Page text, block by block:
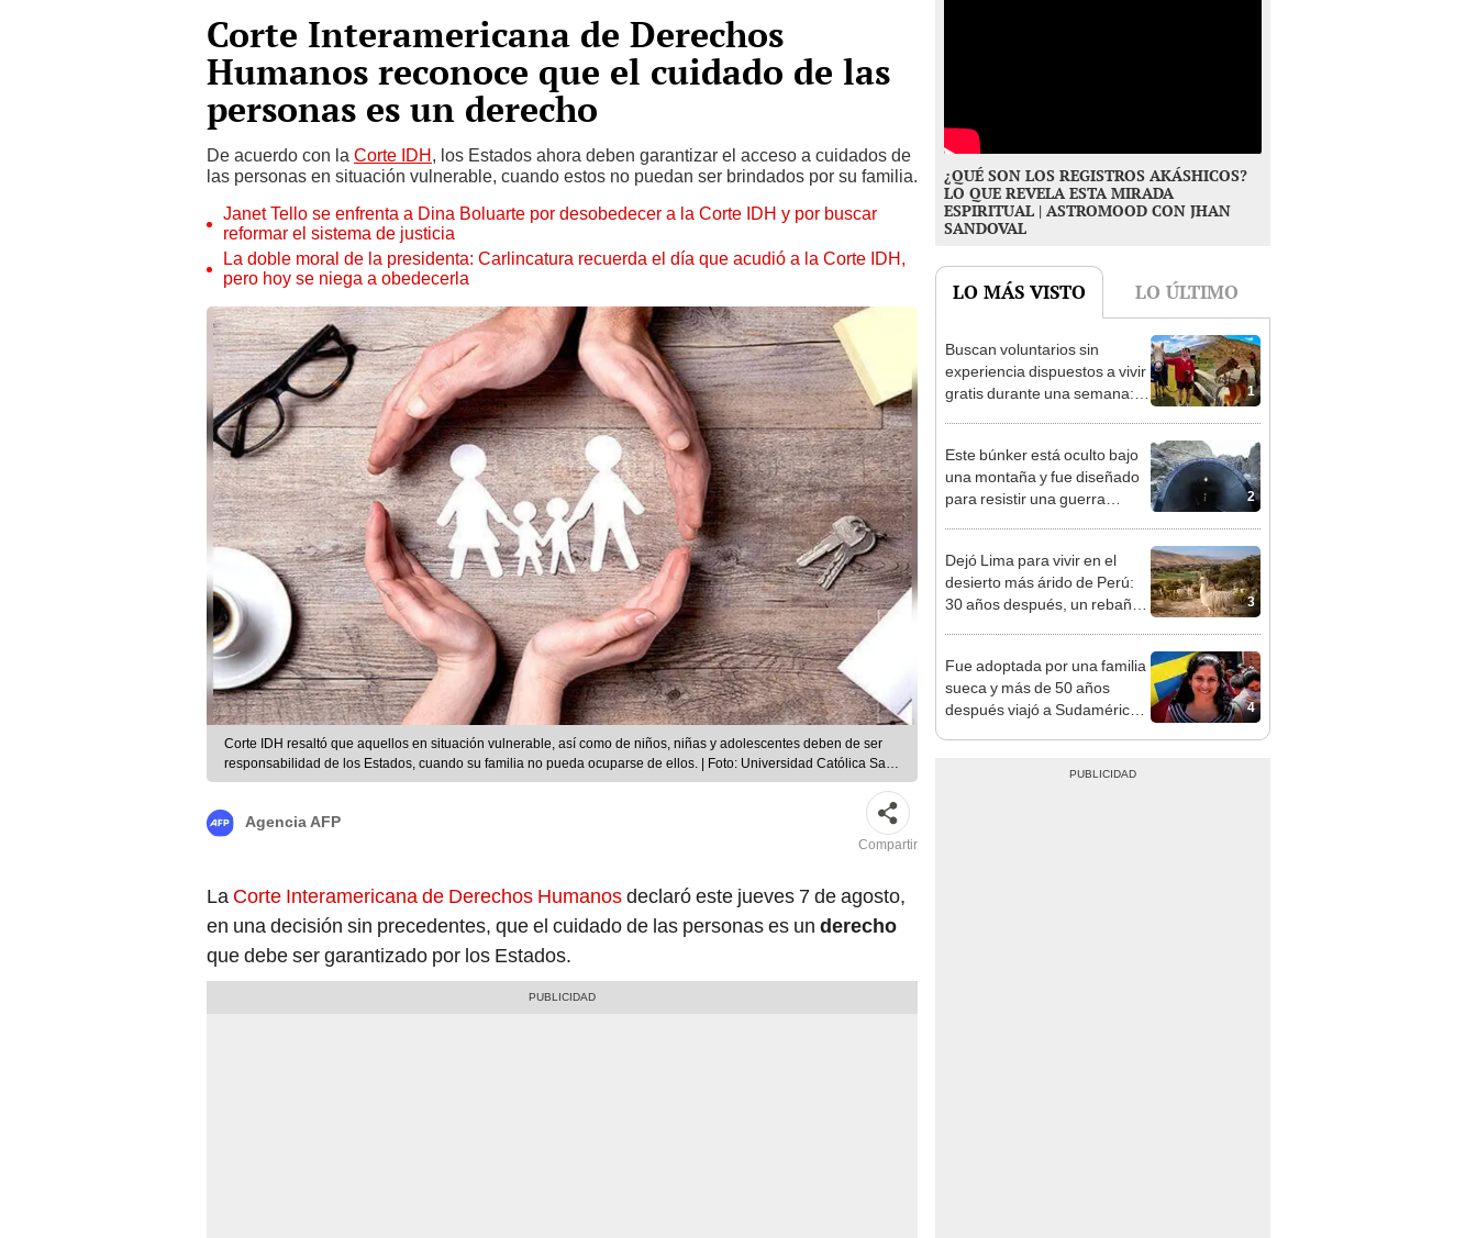
Corte Interamericana de Derechos
Humanos reconoce que el cuidado de las
personas es un derecho
De acuerdo con la Corte IDH, los Estados ahora deben garantizar el acceso a cuidados de
las personas en situación vulnerable, cuando estos no puedan ser brindados por su familia.
Janet Tello se enfrenta a Dina Boluarte por desobedecer a la Corte IDH y por buscar
reformar el sistema de justicia
La doble moral de la presidenta: Carlincatura recuerda el día que acudió a la Corte IDH,
pero hoy se niega a obedecerla
Corte IDH resaltó que aquellos en situación vulnerable, así como de niños, niñas y adolescentes deben de ser
responsabilidad de los Estados, cuando su familia no pueda ocuparse de ellos. | Foto: Universidad Católica San
Pablo
Agencia AFP
Compartir
La Corte Interamericana de Derechos Humanosdeclaró este jueves 7 de agosto,
en una decisión sin precedentes, que el cuidado de las personas es un derecho
que debe ser garantizado por los Estados.
¿QUÉ SON LOS REGISTROS AKÁSHICOS?
LO QUE REVELA ESTA MIRADA
ESPIRITUAL | ASTROMOOD CON JHAN
SANDOVAL
LO MÁS VISTO LO ÚLTIMO
1
Buscan voluntarios sin
experiencia dispuestos a vivir
gratis durante una semana:
un refugio por 2 horas
2
Este búnker está oculto bajo
una montaña y fue diseñado
para resistir una guerra
3
Dejó Lima para vivir en el
desierto más árido de Perú:
30 años después, un rebaño
4
Fue adoptada por una familia
sueca y más de 50 años
después viajó a Sudamérica